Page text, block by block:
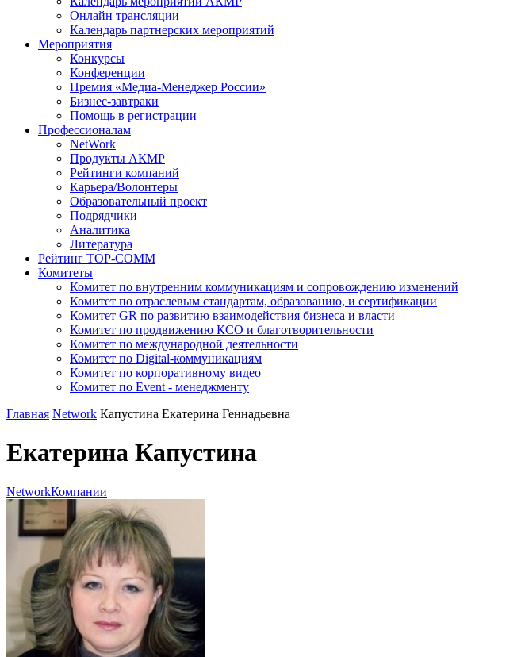
Онлайн трансляции
Календарь партнерских мероприятий
Мероприятия
Конкурсы
Конференции
Премия «Медиа-Менеджер России»
Бизнес-завтраки
Помощь в регистрации
Профессионалам
NetWork
Продукты АКМР
Рейтинги компаний
Карьера/Волонтеры
Образовательный проект
Подрядчики
Аналитика
Литература
Рейтинг TOP-COMM
Комитеты
Комитет по внутренним коммуникациям и сопровождению изменений
Комитет по отраслевым стандартам, образованию, и сертификации
Комитет GR по развитию взаимодействия бизнеса и власти
Комитет по продвижению КСО и благотворительности
Комитет по международной деятельности
Комитет по Digital-коммуникациям
Комитет по корпоративному видео
Комитет по Event - менеджменту
Главная Network Капустина Екатерина Геннадьевна
Екатерина Капустина
NetworkКомпании